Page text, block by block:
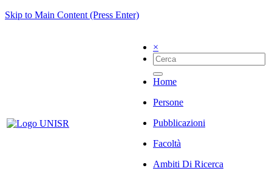
Skip to Main Content (Press Enter)
×
Home
Persone
Pubblicazioni
Facoltà
Ambiti Di Ricerca